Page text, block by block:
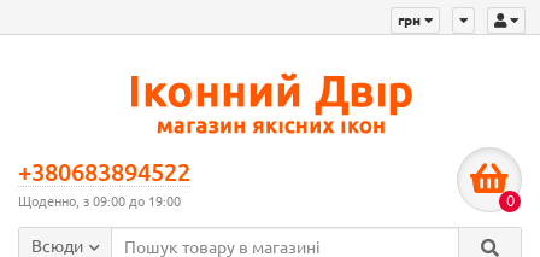
грн
+380683894522
Щоденно, з 09:00 до 19:00 0
Всюди